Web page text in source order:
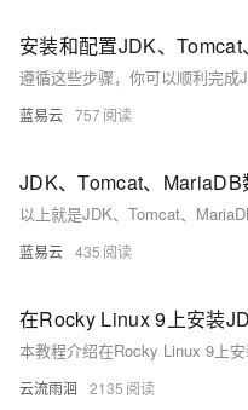
蓝易云 757
蓝易云 435
在Rocky Linux 9上安装
云流雨洄 2135